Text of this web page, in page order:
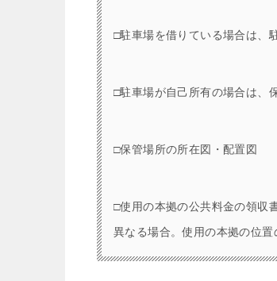
□駐車場を借りている場合は、
□駐車場が自己所有の場合は、
□保管場所の所在図・配置図
□使用の本拠の公共料金の領収
異なる場合。使用の本拠の位置